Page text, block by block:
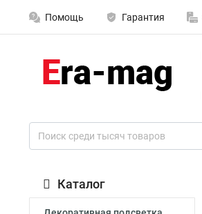
Помощь Гарантия
Каталог